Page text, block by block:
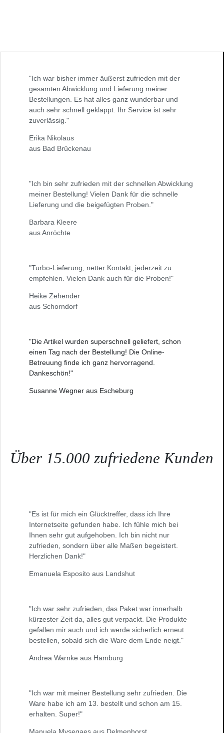
"Ich war bisher immer äußerst zufrieden mit der
gesamten Abwicklung und Lieferung meiner
Bestellungen. Es hat alles ganz wunderbar und
auch sehr schnell geklappt. Ihr Service ist sehr
zuverlässig."
Erika Nikolaus
aus Bad Brückenau
"Ich bin sehr zufrieden mit der schnellen Abwicklung
meiner Bestellung! Vielen Dank für die schnelle
Lieferung und die beigefügten Proben."
Barbara Kleere
aus Anröchte
"Turbo-Lieferung, netter Kontakt, jederzeit zu
empfehlen. Vielen Dank auch für die Proben!"
Heike Zehender
aus Schorndorf
"Die Artikel wurden superschnell geliefert, schon
einen Tag nach der Bestellung! Die Online-
Betreuung finde ich ganz hervorragend.
Dankeschön!"
Susanne Wegner aus Escheburg
Über 15.000 zufriedene Kunden
"Es ist für mich ein Glücktreffer, dass ich Ihre
Internetseite gefunden habe. Ich fühle mich bei
Ihnen sehr gut aufgehoben. Ich bin nicht nur
zufrieden, sondern über alle Maßen begeistert.
Herzlichen Dank!"
Emanuela Esposito aus Landshut
"Ich war sehr zufrieden, das Paket war innerhalb
kürzester Zeit da, alles gut verpackt. Die Produkte
gefallen mir auch und ich werde sicherlich erneut
bestellen, sobald sich die Ware dem Ende neigt."
Andrea Warnke aus Hamburg
"Ich war mit meiner Bestellung sehr zufrieden. Die
Ware habe ich am 13. bestellt und schon am 15.
erhalten. Super!"